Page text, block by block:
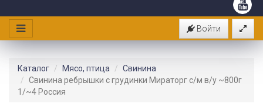
Войти
Каталог Мясо, птица
Свинина
Свинина ребрышки с грудинки Мираторг с/м в/у ~800г
1/~4 Россия